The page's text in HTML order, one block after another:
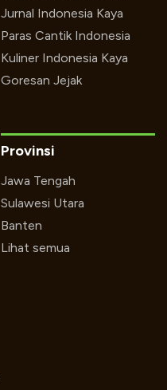
Jurnal Indonesia Kaya
Paras Cantik Indonesia
Kuliner Indonesia Kaya
Goresan Jejak
Provinsi
Jawa Tengah
Sulawesi Utara
Banten
Lihat semua